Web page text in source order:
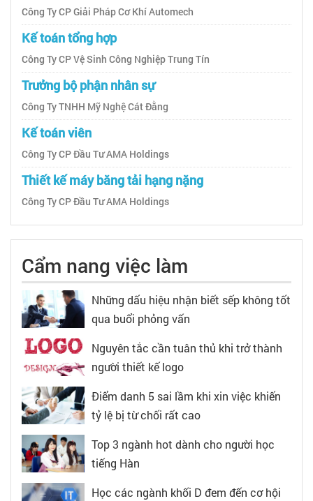
Công Ty CP Giải Pháp Cơ Khí Automech
Kế toán tổng hợp
Công Ty CP Vệ Sinh Công Nghiệp Trung Tín
Trưởng bộ phận nhân sự
Công Ty TNHH Mỹ Nghệ Cát Đằng
Kế toán viên
Công Ty CP Đầu Tư AMA Holdings
Thiết kế máy băng tải hạng nặng
Công Ty CP Đầu Tư AMA Holdings
Cẩm nang việc làm
Những dấu hiệu nhận biết sếp không tốt
qua buổi phỏng vấn
Nguyên tắc cần tuân thủ khi trở thành
người thiết kế logo
Điểm danh 5 sai lầm khi xin việc khiến
tỷ lệ bị từ chối rất cao
Top 3 ngành hot dành cho người học
tiếng Hàn
Học các ngành khối D đem đến cơ hội